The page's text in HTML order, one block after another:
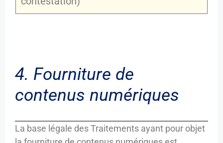
4. Fourniture de
contenus numériques
La base légale des Traitements ayant pour objet